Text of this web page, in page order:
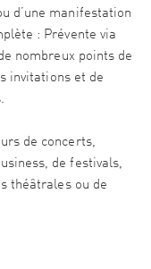
d’une manifestation
: Prévente via
nombreux points de
invitations et de
de concerts,
de festivals,
théâtrales ou de